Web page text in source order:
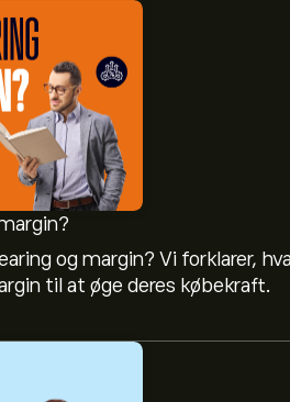
og margin? Vi forklarer,
til at øge deres købekraft.